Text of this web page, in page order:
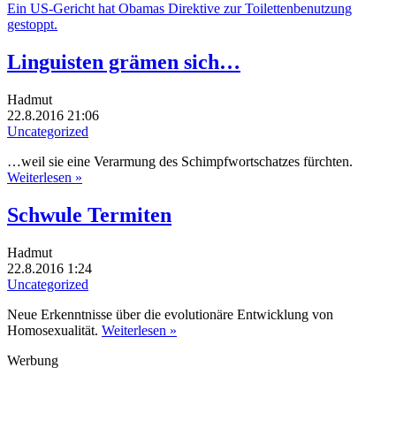
Ein US-Gericht hat Obamas Direktive zur Toilettenbenutzung
gestoppt.
Linguisten grämen sich…
Hadmut
22.8.2016 21:06
Uncategorized
…weil sie eine Verarmung des Schimpfwortschatzes fürchten.
Weiterlesen »
Schwule Termiten
Hadmut
22.8.2016 1:24
Uncategorized
Neue Erkenntnisse über die evolutionäre Entwicklung von
Homosexualität. Weiterlesen »
Werbung